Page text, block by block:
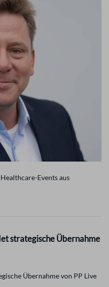
Events aus
Übernahme von PP Live